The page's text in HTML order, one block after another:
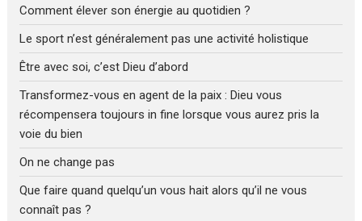
Comment élever son énergie au quotidien ?
Le sport n’est généralement pas une activité holistique
Être avec soi, c’est Dieu d’abord
Transformez-vous en agent de la paix : Dieu vous
récompensera toujours in fine lorsque vous aurez pris la
voie du bien
On ne change pas
Que faire quand quelqu’un vous hait alors qu’il ne vous
connaît pas ?